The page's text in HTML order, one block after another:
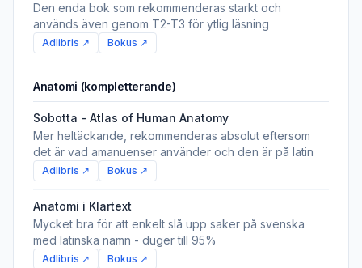
Den enda bok som rekommenderas starkt och
används även genom T2-T3 för ytlig läsning
Adlibris ↗ Bokus ↗
Anatomi (kompletterande)
Sobotta - Atlas of Human Anatomy
Mer heltäckande, rekommenderas absolut eftersom
det är vad amanuenser använder och den är på latin
Adlibris ↗ Bokus ↗
Anatomi i Klartext
Mycket bra för att enkelt slå upp saker på svenska
med latinska namn - duger till 95%
Adlibris ↗ Bokus ↗